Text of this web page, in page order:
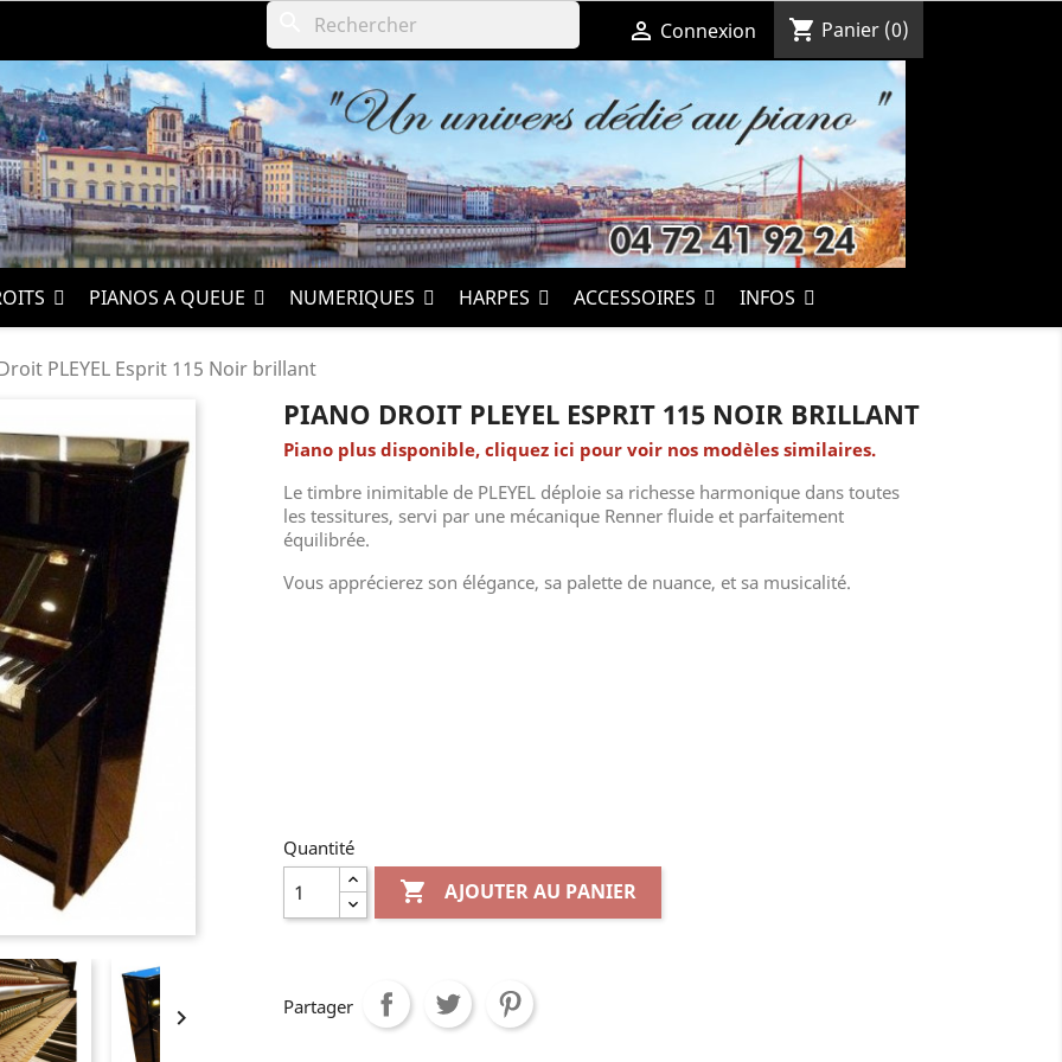
 Connexion shopping_cart Panier (0)
PIANOS A QUEUE NUMERIQUES HARPES ACCESSOIRES INFOS
PLEYEL Esprit 115 Noir brillant

PIANO DROIT PLEYEL ESPRIT 115 NOIR BRILLANT
Piano plus disponible, cliquez ici pour voir nos modèles similaires.
Le timbre inimitable de PLEYEL déploie sa richesse harmonique dans toutes
les tessitures, servi par une mécanique Renner fluide et parfaitement
équilibrée.
Vous apprécierez son élégance, sa palette de nuance, et sa musicalité.
Quantité
 AJOUTER AU PANIER
Partager